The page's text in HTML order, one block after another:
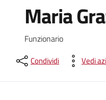
Maria
Funzionario
Condividi Vedi